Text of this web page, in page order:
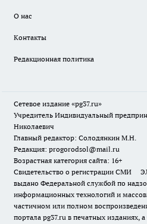
О нас
Контакты
Редакционная политика
Сетевое издание «pg37.ru»
Учредитель Индивидуальный
Николаевич
Главный редактор: Солодянкин М.Н.
Редакция: progorodsol@mail.ru
Возрастная категория сайта: 16+
Свидетельство о регистрации СМИ
выдано Федеральной службой по
информационных технологий и
частичном или полном
портала pg37.ru в печатных изданиях,